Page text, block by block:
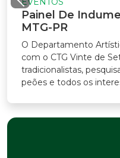
De
PR
Artístico do
o CTG Vinte de Setembro,
pesquisadores,
e todos os interessados